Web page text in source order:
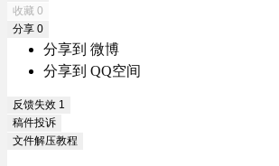
收藏 0
分享 0
分享到 微博
分享到 QQ空间
反馈失效 1
稿件投诉
文件解压教程